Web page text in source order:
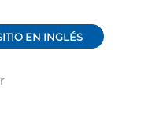
EN INGLÉS